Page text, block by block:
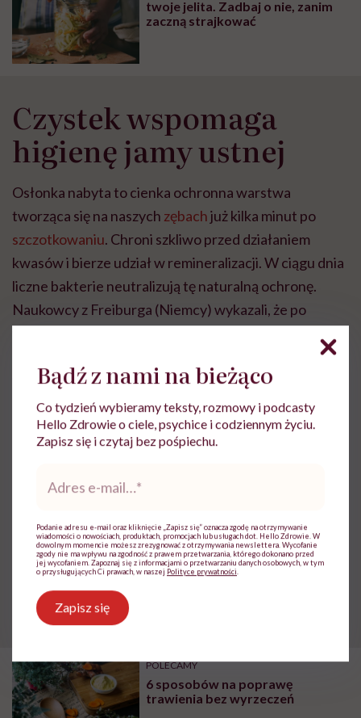
twoje jelita. Zadbaj o nie, zanim
zaczną strajkować
Czystek wspomaga
higienę jamy ustnej
Osłonka nabyta to cienka ochronna warstwa
tworząca się na naszych zębachjuż kilka minut po
szczotkowaniu. Chroni szkliwo przed działaniem
kwasów i bierze udział w remineralizacji. W ciągu dnia
liczne bakterie neutralizują tę naturalną ochronę.
Naukowcy z Freiburga (Niemcy) wykazali, że po
wahania możesz zastąpić miętowe płyny do płukania
ust tą superherbatą. Aby wzmocnić właściwości
remineralizujące, roztwór osłodź ksylitolem.
Czystek zmienia zapach
Czystek znany jest ze swego działania zmieniającego
zapach… wydzielin. Przy regularnym piciu (3‒4 razy
dziennie) już po kilku tygodniach problem przykrego
zapachu zostanie rozwiązany.
POLECAMY
6 sposobów na poprawę
trawienia bez wyrzeczeń
Bądź z nami na bieżąco
Co tydzień wybieramy teksty, rozmowy i podcasty
Hello Zdrowie o ciele, psychice i codziennym życiu.
Zapisz się i czytaj bez pośpiechu.
mail*
Podanie adresu e-mail oraz kliknięcie „Zapisz się” oznacza zgodę na otrzymywanie
wiadomości o nowościach, produktach, promocjach lub usługach dot. Hello Zdrowie. W
dowolnym momencie możesz zrezygnować z otrzymywania newslettera. Wycofanie
zgody nie ma wpływu na zgodność z prawem przetwarzania, którego dokonano przed
jej wycofaniem. Zapoznaj się z informacjami o przetwarzaniu danych osobowych, w tym
o przysługujących Ci prawach, w naszej Polityce prywatności
Zapisz się